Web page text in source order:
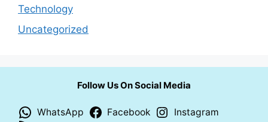
Technology
Uncategorized
Follow Us On Social Media
WhatsApp Facebook
Instagram